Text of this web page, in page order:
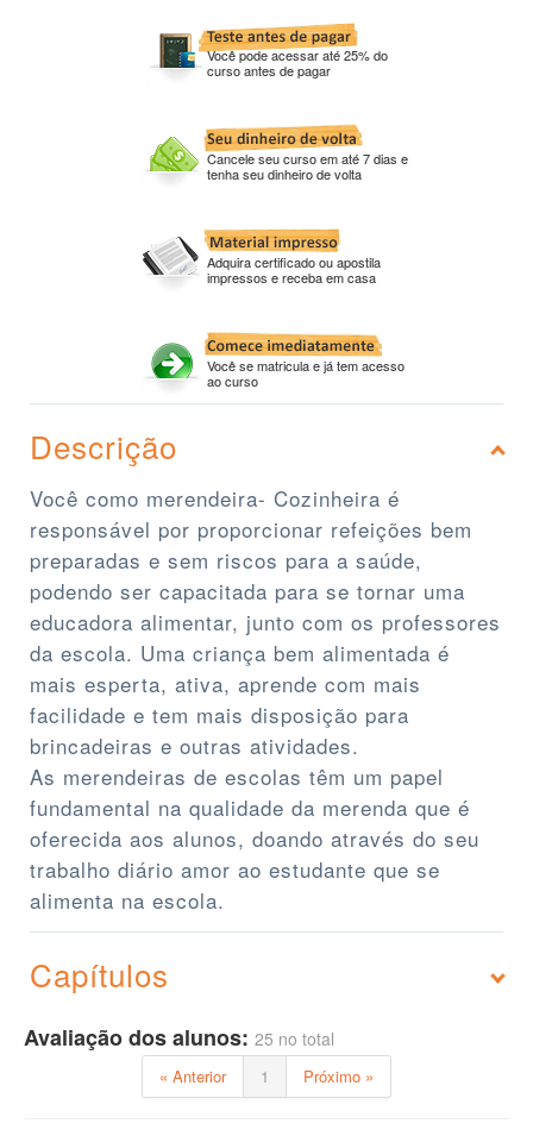
Você pode acessar até 25% do
curso antes de pagar
Cancele seu curso em até 7 dias e
tenha seu dinheiro de volta
Adquira certificado ou apostila
impressos e receba em casa
Você se matricula e já tem acesso
ao curso
Descrição
Você como merendeira- Cozinheira é
responsável por proporcionar refeições bem
preparadas e sem riscos para a saúde,
podendo ser capacitada para se tornar uma
educadora alimentar, junto com os professores
da escola. Uma criança bem alimentada é
mais esperta, ativa, aprende com mais
facilidade e tem mais disposição para
brincadeiras e outras atividades.
As merendeiras de escolas têm um papel
fundamental na qualidade da merenda que é
oferecida aos alunos, doando através do seu
trabalho diário amor ao estudante que se
alimenta na escola.
Capítulos
Avaliação dos alunos: 25 no total
« Anterior 1 Próximo »